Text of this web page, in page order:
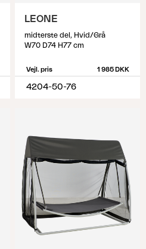
LEONE
midterste del, Hvid/Grå
W70 D74 H77 cm
Vejl. pris 1 985 DKK
4204-50-76